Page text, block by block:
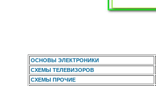
ОСНОВЫ ЭЛЕКТРОНИКИ
СХЕМЫ ТЕЛЕВИЗОРОВ
СХЕМЫ ПРОЧИЕ